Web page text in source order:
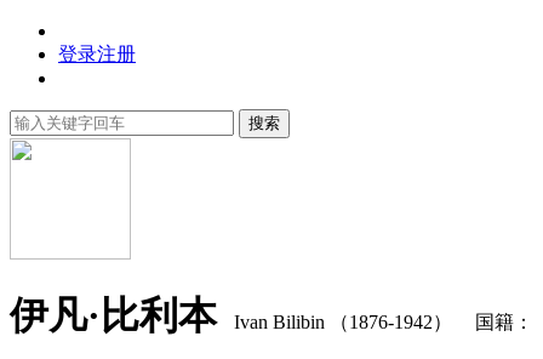
登录注册
搜索
伊凡·比利本 Ivan Bilibin （1876-1942） 国籍：